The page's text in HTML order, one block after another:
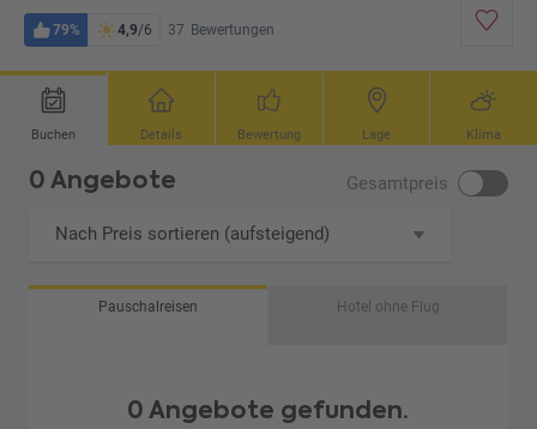
79% 4,9/6 37 Bewertungen
Buchen Details Bewertung Lage Klima
0 Angebote Gesamtpreis
Nach Preis sortieren (aufsteigend)
Pauschalreisen Hotel ohne Flug
0 Angebote gefunden.